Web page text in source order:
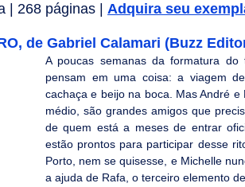
| 268 páginas | Adquira seu
de Gabriel Calamari (Buzz
A poucas semanas da formatura
pensam em uma coisa: a viagem
cachaça e beijo na boca. Mas André
médio, são grandes amigos que
de quem está a meses de entrar
estão prontos para participar desse
Porto, nem se quisesse, e Michelle
a ajuda de Rafa, o terceiro elemento